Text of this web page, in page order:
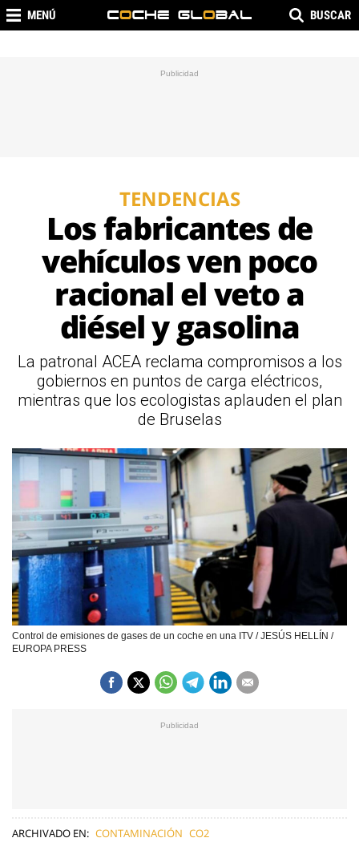
MENÚ BUSCAR
TENDENCIAS
Los fabricantes de
vehículos ven poco
racional el veto a
diésel y gasolina
La patronal ACEA reclama compromisos a los
gobiernos en puntos de carga eléctricos,
mientras que los ecologistas aplauden el plan
de Bruselas
Control de emisiones de gases de un coche en una ITV / JESÚS HELLÍN /
EUROPA PRESS
ARCHIVADO EN: CONTAMINACIÓN CO2